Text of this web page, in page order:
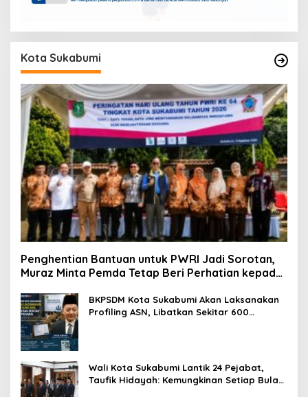
Kota Sukabumi
Penghentian Bantuan untuk PWRI Jadi Sorotan,
Muraz Minta Pemda Tetap Beri Perhatian kepada
BKPSDM Kota Sukabumi Akan Laksanakan
Profiling ASN, Libatkan Sekitar 600
Wali Kota Sukabumi Lantik 24 Pejabat,
Taufik Hidayah: Kemungkinan Setiap Bulan